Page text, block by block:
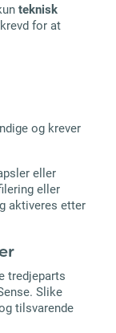
teknisk
for at
og krever
eller
eller
aktiveres etter
tredjeparts
Slike
tilsvarende